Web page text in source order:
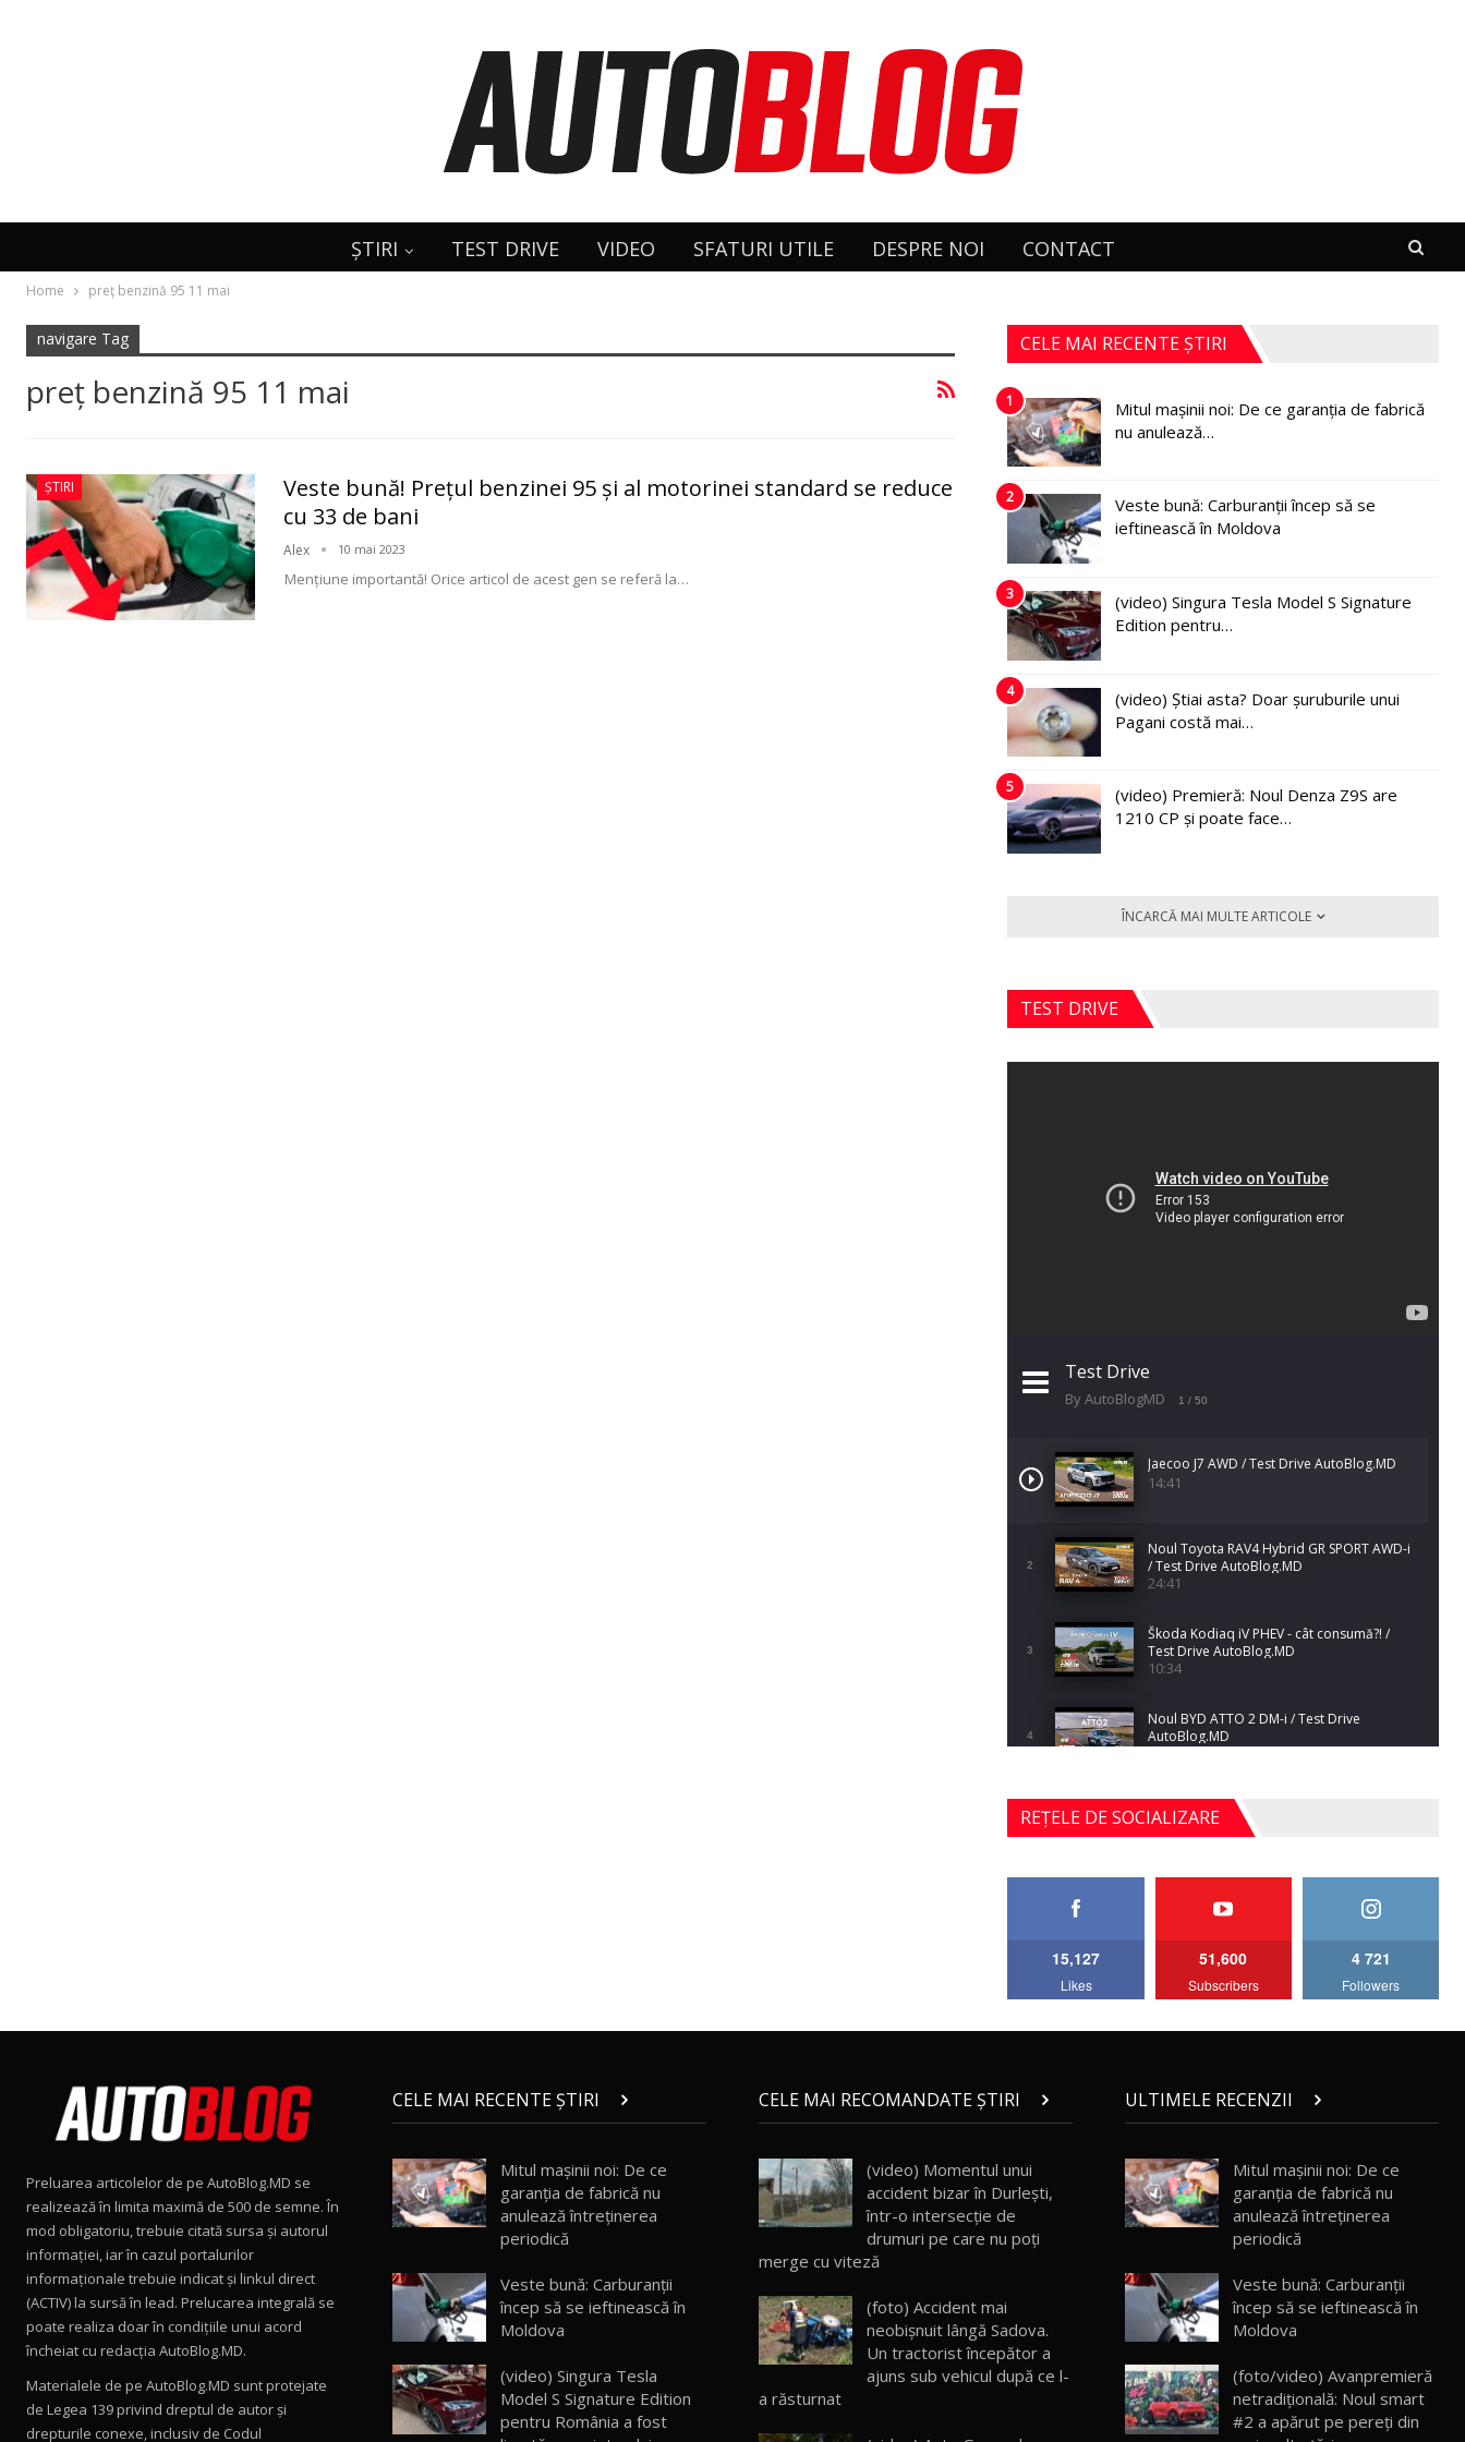
ȘTIRI TEST DRIVE VIDEO SFATURI UTILE DESPRE NOI CONTACT
Home preţ benzină 95 11 mai
navigare Tag
preţ benzină 95 11 mai
ȘTIRI
Veste bună! Preţul benzinei 95 şi al motorinei standard se reduce
cu 33 de bani
Alex 10 mai 2023
Menţiune importantă! Orice articol de acest gen se referă la…
CELE MAI RECENTE ȘTIRI
1
Mitul mașinii noi: De ce garanția de fabrică
nu anulează…
2
Veste bună: Carburanții încep să se
ieftinească în Moldova
3
(video) Singura Tesla Model S Signature
Edition pentru…
4
(video) Știai asta? Doar șuruburile unui
Pagani costă mai…
5
(video) Premieră: Noul Denza Z9S are
1210 CP și poate face…
ÎNCARCĂ MAI MULTE ARTICOLE
TEST DRIVE
Test Drive
By AutoBlogMD 1 / 50
Jaecoo J7 AWD / Test Drive AutoBlog.MD
14:41
2
Noul Toyota RAV4 Hybrid GR SPORT AWD-i
/ Test Drive AutoBlog.MD
24:41
3
Škoda Kodiaq iV PHEV - cât consumă?! /
Test Drive AutoBlog.MD
10:34
4
Noul BYD ATTO 2 DM-i / Test Drive
AutoBlog.MD
5
Noul Mercedes-Benz S-Class facelift (S 580
4MATIC V223) / Test Drive AutoBlog.MD
27:33
AutoBlog.MD
15:08
15:22
10
Mercedes-AMG E 53 HYBRID 4MATIC+ /
Test Drive AutoBlog.MD
11
Noul Volvo ES90 / Test Drive AutoBlog.MD
27:58
Noul MG HS / Test Drive AutoBlog.MD
16:48
REȚELE DE SOCIALIZARE
15,127
Likes
51,600
Subscribers
4 721
Followers
Preluarea articolelor de pe AutoBlog.MD se
realizează în limita maximă de 500 de semne. În
mod obligatoriu, trebuie citată sursa și autorul
informației, iar în cazul portalurilor
informaționale trebuie indicat și linkul direct
(ACTIV) la sursă în lead. Prelucarea integrală se
poate realiza doar în condițiile unui acord
încheiat cu redacţia AutoBlog.MD.
Materialele de pe AutoBlog.MD sunt protejate
de Legea 139 privind dreptul de autor și
drepturile conexe, inclusiv de Codul
CELE MAI RECENTE ȘTIRI
Mitul mașinii noi: De ce
garanția de fabrică nu
anulează întreținerea
periodică
Veste bună: Carburanții
încep să se ieftinească în
Moldova
(video) Singura Tesla
Model S Signature Edition
pentru România a fost
CELE MAI RECOMANDATE ȘTIRI
(video) Momentul unui
accident bizar în Durlești,
într-o intersecție de
drumuri pe care nu poți
merge cu viteză
(foto) Accident mai
neobişnuit lângă Sadova.
Un tractorist începător a
ajuns sub vehicul după ce l-
a răsturnat
ULTIMELE RECENZII
Mitul mașinii noi: De ce
garanția de fabrică nu
anulează întreținerea
periodică
Veste bună: Carburanții
încep să se ieftinească în
Moldova
(foto/video) Avanpremieră
netradițională: Noul smart
#2 a apărut pe pereți din